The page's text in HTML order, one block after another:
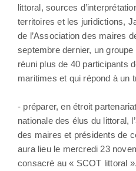
littoral, sources
territoires et les juridictions,
de l’Association des maires
septembre dernier, un
réuni plus de 40 participants
maritimes et qui répond à un
- préparer, en étroit
nationale des élus du littoral,
des maires et présidents de
aura lieu le mercredi 23
consacré au « SCOT littoral